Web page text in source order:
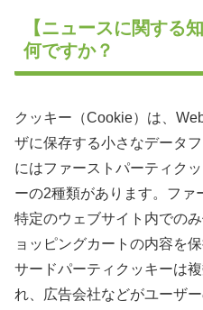
【ニュースに関する
何ですか？
クッキー（Cookie）は、
ザに保存する小さなデータ
にはファーストパーティク
ーの2種類があります。ファ
特定のウェブサイト内での
ョッピングカートの内容を
サードパーティクッキーは
れ、広告会社などがユーザ